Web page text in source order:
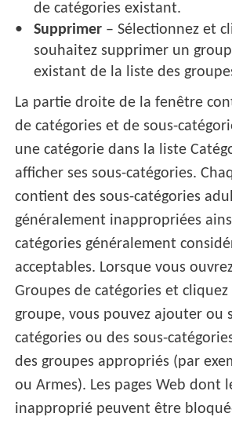
de catégories existant.
Supprimer – Sélectionnez et
souhaitez supprimer un
existant de la liste des
La partie droite de la fenêtre
de catégories et de sous-
une catégorie dans la liste
afficher ses sous-catégories.
contient des sous-catégories
généralement inappropriées
catégories généralement
acceptables. Lorsque vous
Groupes de catégories et
groupe, vous pouvez ajouter ou
catégories ou des sous-
des groupes appropriés (par
ou Armes). Les pages Web dont
inapproprié peuvent être